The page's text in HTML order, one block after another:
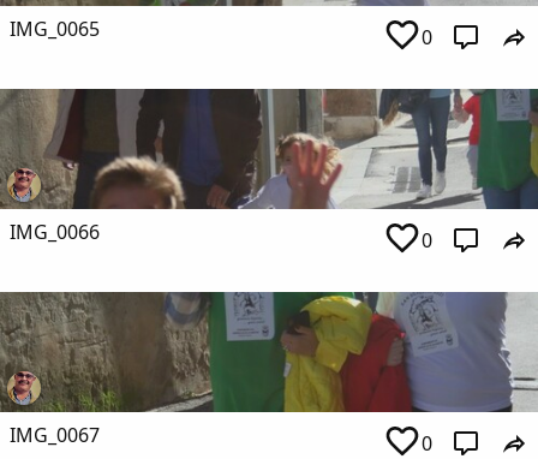
IMG_0065 0
IMG_0066 0
IMG_0067 0